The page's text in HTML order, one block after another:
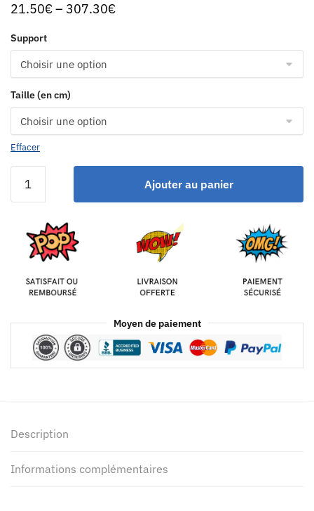
21.50€– 307.30€
Support
Taille (en cm)
Effacer
Ajouter au panier
Moyen de paiement
Description
Informations complémentaires